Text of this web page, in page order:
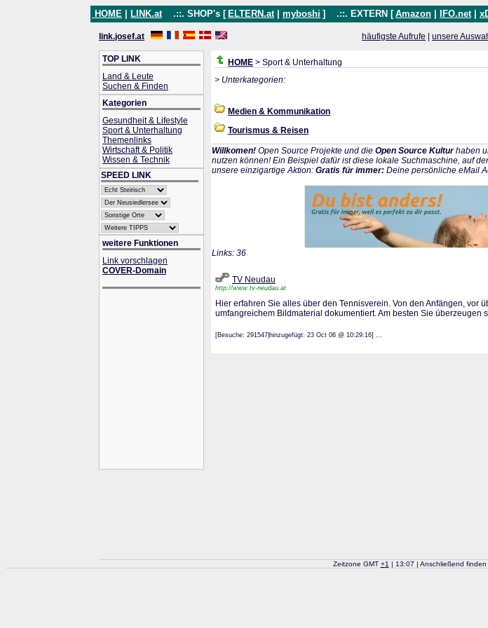
HOME LINK.at .::. SHOP's [ ELTERN.at myboshi ] .::. EXTERN [ Amazon IFO.net
link.josef.at häufigste Aufrufe unsere
TOP LINK
Land & Leute
Suchen & Finden
Kategorien
Gesundheit & Lifestyle
Sport & Unterhaltung
Themenlinks
Wirtschaft & Politik
Wissen & Technik
SPEED LINK
weitere Funktionen
Link vorschlagen
COVER-Domain
HOME > Sport & Unterhaltung
> Unterkategorien:
Medien & Kommunikation
Tourismus & Reisen
Willkomen! Open Source Projekte und die Open Source Kulturhaben
nutzen können! Ein Beispiel dafür ist diese lokale Suchmaschine, auf
unsere einzigartige Aktion: Gratis für immer: Deine persönliche eMail
Links: 36
TV Neudau
http://www.tv-neudau.at
Hier erfahren Sie alles über den Tennisverein. Von den Anfängen,
umfangreichem Bildmaterial dokumentiert. Am besten Sie überzeugen
[Besuche: 291547|hinzugefügt: 23 Oct 06 @ 10:29:16] ...
Zeitzone GMT +1 | 13:07 | Anschließend